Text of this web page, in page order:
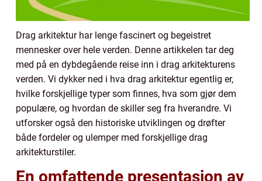
Drag arkitektur har lenge fascinert og begeistret
mennesker over hele verden. Denne artikkelen tar deg
med på en dybdegående reise inn i drag arkitekturens
verden. Vi dykker ned i hva drag arkitektur egentlig er,
hvilke forskjellige typer som finnes, hva som gjør dem
populære, og hvordan de skiller seg fra hverandre. Vi
utforsker også den historiske utviklingen og drøfter
både fordeler og ulemper med forskjellige drag
arkitekturstiler.
En omfattende presentasjon av